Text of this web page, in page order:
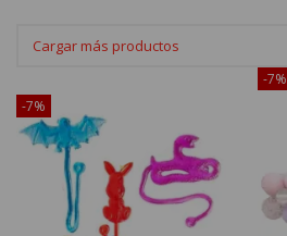
Cargar más productos
-7%
-7%